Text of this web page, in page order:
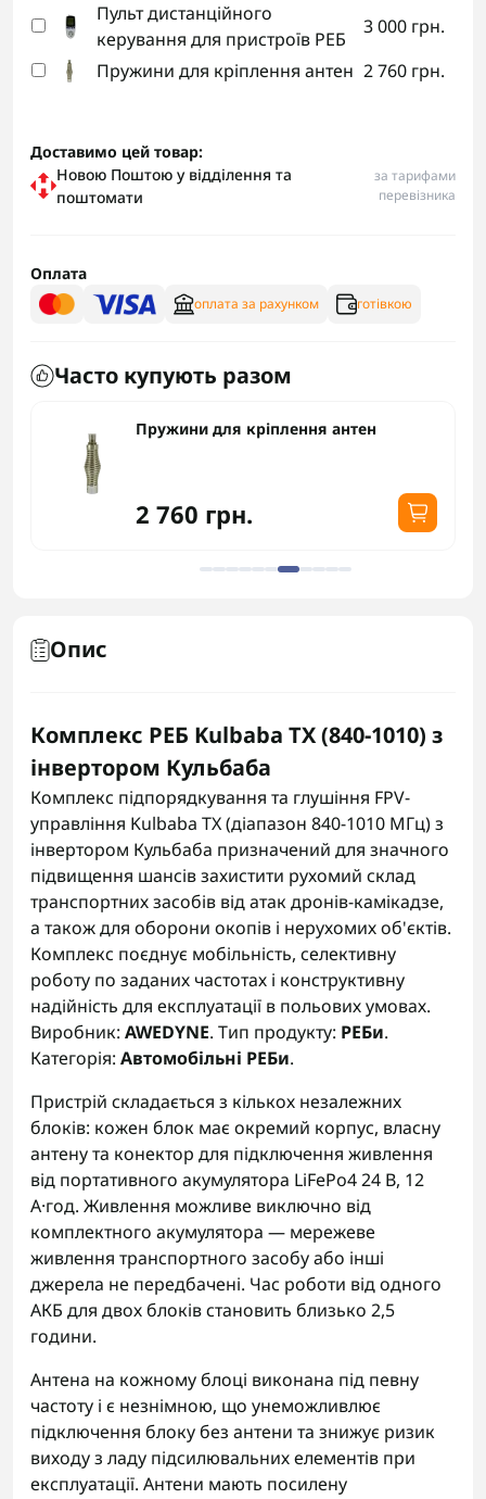
Пульт дистанційного
керування для пристроїв РЕБ
3 000 грн.
Пружини для кріплення антен 2 760 грн.
Доставимо цей товар:
Новою Поштою у відділення та
поштомати
за тарифами
перевізника
Оплата
оплата за рахунком готівкою
Часто купують разом
Купольний РЕБ Бульба 1.0
120 000 грн.
Опис
Комплекс РЕБ Kulbaba TX (840-1010) з
інвертором Кульбаба
Комплекс підпорядкування та глушіння FPV-
управління Kulbaba TX (діапазон 840-1010 МГц) з
інвертором Кульбаба призначений для значного
підвищення шансів захистити рухомий склад
транспортних засобів від атак дронів-камікадзе,
а також для оборони окопів і нерухомих об'єктів.
Комплекс поєднує мобільність, селективну
роботу по заданих частотах і конструктивну
надійність для експлуатації в польових умовах.
Виробник: AWEDYNE. Тип продукту: РЕБи.
Категорія: Автомобільні РЕБи.
Пристрій складається з кількох незалежних
блоків: кожен блок має окремий корпус, власну
антену та конектор для підключення живлення
від портативного акумулятора LiFePo4 24 В, 12
А·год. Живлення можливе виключно від
комплектного акумулятора — мережеве
живлення транспортного засобу або інші
джерела не передбачені. Час роботи від одного
АКБ для двох блоків становить близько 2,5
години.
Антена на кожному блоці виконана під певну
частоту і є незнімною, що унеможливлює
підключення блоку без антени та знижує ризик
виходу з ладу підсилювальних елементів при
експлуатації. Антени мають посилену